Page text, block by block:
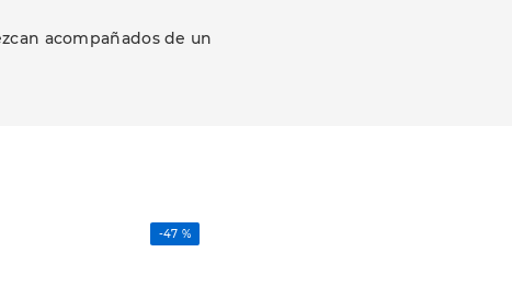
acompañados de un
-47 %